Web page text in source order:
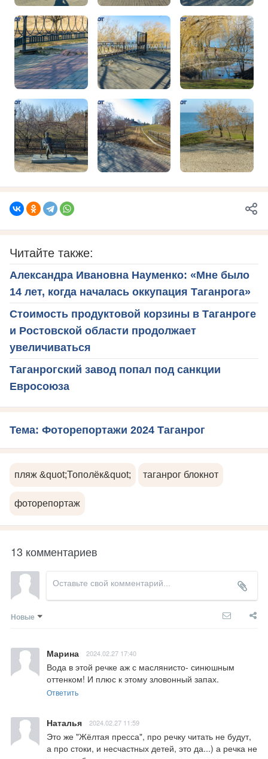
Читайте также:
Александра Ивановна Науменко: «Мне было
14 лет, когда началась оккупация Таганрога»
Стоимость продуктовой корзины в Таганроге
и Ростовской области продолжает
увеличиваться
Таганрогский завод попал под санкции
Евросоюза
Тема: Фоторепортажи 2024 Таганрог
пляж &quot;Тополёк&quot; таганрог блокнот
фоторепортаж
13 комментариев
Новые
Марина 2024.02.27 17:40
Вода в этой речке аж с маслянисто- синюшным
оттенком! И плюс к этому зловонный запах.
Ответить
Наталья 2024.02.27 11:59
Это же "Жёлтая пресса", про речку читать не будут,
а про стоки, и несчастных детей, это да...) а речка не